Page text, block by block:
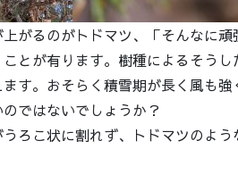
がるのがトドマツ、「そんなに
とが有ります。樹種によるそう
す。おそらく積雪期が長く風も
ではないでしょうか？
ろこ状に割れず、トドマツのよ